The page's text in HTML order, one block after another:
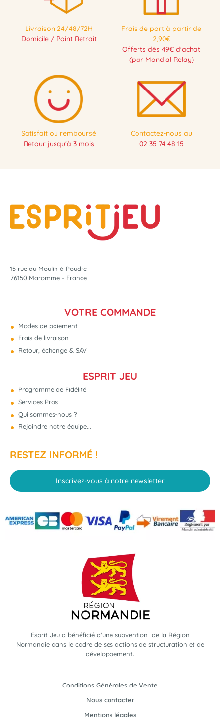
Livraison 24/48/72H
Domicile / Point Retrait
Frais de port à partir de
2,90€
Offerts dès 49€ d'achat
(par Mondial Relay)
Satisfait ou remboursé
Retour jusqu'à 3 mois
Contactez-nous au
02 35 74 48 15
15 rue du Moulin à Poudre
76150 Maromme - France
VOTRE COMMANDE
Modes de paiement
Frais de livraison
Retour, échange & SAV
ESPRIT JEU
Programme de Fidélité
Services Pros
Qui sommes-nous ?
Rejoindre notre équipe...
RESTEZ INFORMÉ !
Inscrivez-vous à notre newsletter
Esprit Jeu a bénéficié d'une subvention de la Région
Normandie dans le cadre de ses actions de structuration et de
développement.
Conditions Générales de Vente
Nous contacter
Mentions légales